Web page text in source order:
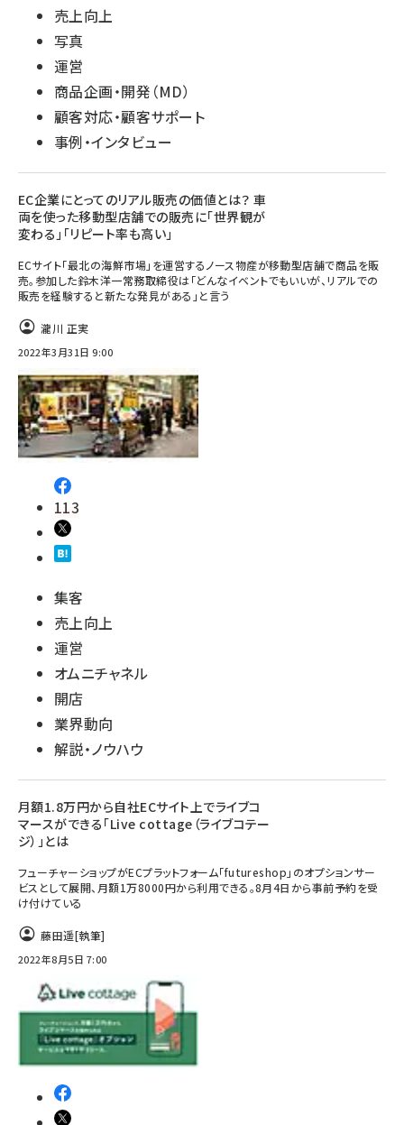
売上向上
写真
運営
商品企画・開発（MD）
顧客対応・顧客サポート
事例・インタビュー
EC企業にとってのリアル販売の価値とは？ 車
両を使った移動型店舗での販売に「世界観が
変わる」「リピート率も高い」
ECサイト「最北の海鮮市場」を運営するノース物産が移動型店舗で商品を販
売。参加した鈴木洋一常務取締役は「どんなイベントでもいいが、リアルでの
販売を経験すると新たな発見がある」と言う
瀧川 正実
2022年3月31日 9:00
113
集客
売上向上
運営
オムニチャネル
開店
業界動向
解説・ノウハウ
月額1.8万円から自社ECサイト上でライブコ
マースができる「Live cottage（ライブコテー
ジ）」とは
フューチャーショップがECプラットフォーム「futureshop」のオプションサー
ビスとして展開、月額1万8000円から利用できる。8月4日から事前予約を受
け付けている
藤田遥[執筆]
2022年8月5日 7:00